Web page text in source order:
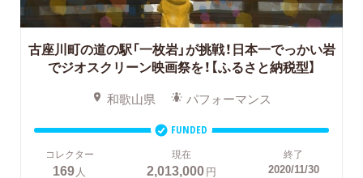
古座川町の道の駅「一枚岩」が挑戦！日本一でっかい岩
でジオスクリーン映画祭を！ 【ふるさと納税型】
和歌山県 パフォーマンス
FUNDED
コレクター
169 人
現在
2,013,000円
終了
2020/11/30